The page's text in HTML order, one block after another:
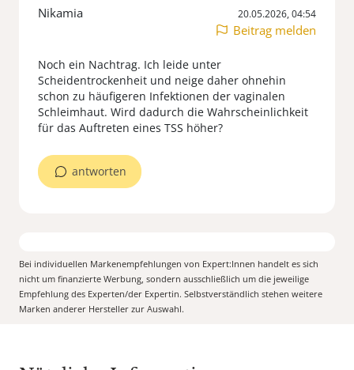
Nikamia 20.05.2026, 04:54
Beitrag melden
Noch ein Nachtrag. Ich leide unter
Scheidentrockenheit und neige daher ohnehin
schon zu häufigeren Infektionen der vaginalen
Schleimhaut. Wird dadurch die Wahrscheinlichkeit
für das Auftreten eines TSS höher?
antworten
Bei individuellen Markenempfehlungen von Expert:Innen handelt es sich
nicht um finanzierte Werbung, sondern ausschließlich um die jeweilige
Empfehlung des Experten/der Expertin. Selbstverständlich stehen weitere
Marken anderer Hersteller zur Auswahl.